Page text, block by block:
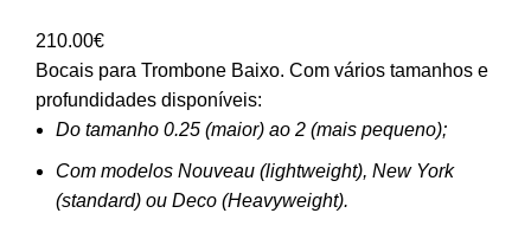
210.00€
Bocais para Trombone Baixo. Com vários tamanhos e
profundidades disponíveis:
Do tamanho 0.25 (maior) ao 2 (mais pequeno);
Com modelos Nouveau (lightweight), New York
(standard) ou Deco (Heavyweight).